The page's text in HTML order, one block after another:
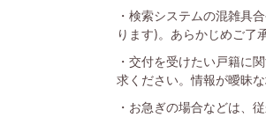
・検索システムの混雑具
ります)。あらかじめご了
・交付を受けたい戸籍に
求ください。情報が曖昧
・お急ぎの場合などは、